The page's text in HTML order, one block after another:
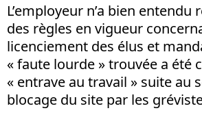
L’employeur n’a bien entendu
des règles en vigueur
licenciement des élus et
« faute lourde » trouvée a été
« entrave au travail » suite au
blocage du site par les